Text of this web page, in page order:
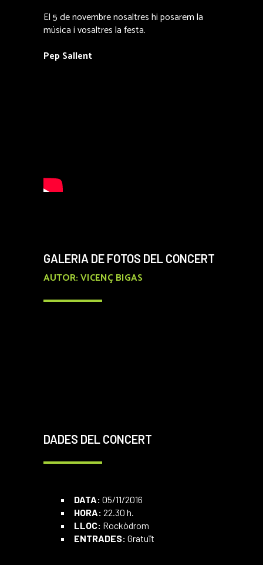
El 5 de novembre nosaltres hi posarem la
música i vosaltres la festa.
Pep Sallent
GALERIA DE FOTOS DEL CONCERT
AUTOR: VICENÇ BIGAS
DADES DEL CONCERT
DATA: 05/11/2016
HORA: 22.30 h.
LLOC: Rockòdrom
ENTRADES: Gratuït